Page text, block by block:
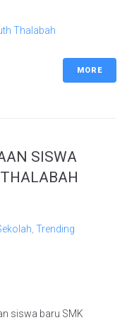
Thalabah
MORE
SISWA
Trending
siswa baru SMK